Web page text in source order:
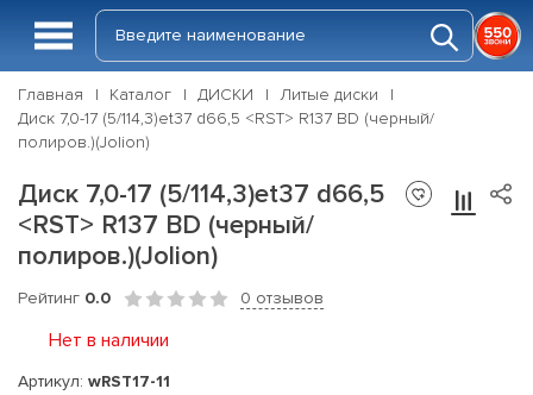
Главная Каталог ДИСКИ
Литые диски
Диск 7,0-17 (5/114,3)et37 d66,5 <RST> R137 BD (черный/
полиров.)(Jolion)
Диск 7,0-17 (5/114,3)et37 d66,5
<RST> R137 BD (черный/
полиров.)(Jolion)
Рейтинг 0.0 0 отзывов
Нет в наличии
Артикул: wRST17-11